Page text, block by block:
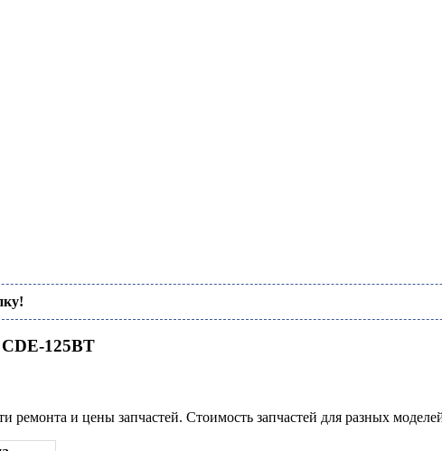
125BT
ремонта и цены запчастей. Стоимость запчастей для разных